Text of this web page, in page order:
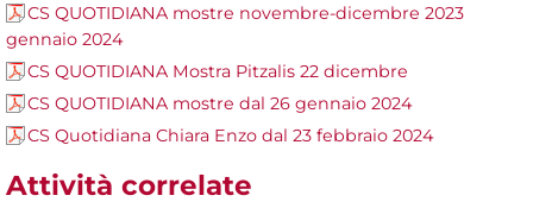
CS QUOTIDIANA mostre novembre-dicembre 2023
gennaio 2024
CS QUOTIDIANA Mostra Pitzalis 22 dicembre
CS QUOTIDIANA mostre dal 26 gennaio 2024
CS Quotidiana Chiara Enzo dal 23 febbraio 2024
Attività correlate